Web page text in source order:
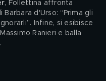
, Follettina affronta
d'Urso: “Prima gli
Infine, si esibisce
Ranieri e balla